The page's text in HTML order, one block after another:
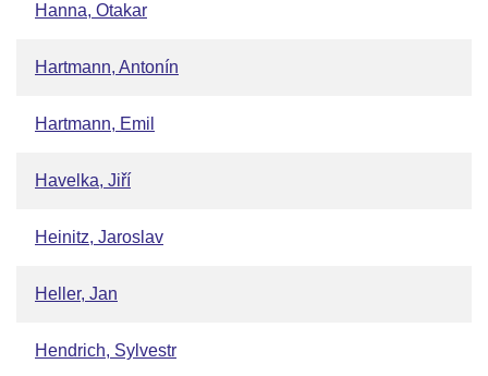
Hanna, Otakar
Hartmann, Antonín
Hartmann, Emil
Havelka, Jiří
Heinitz, Jaroslav
Heller, Jan
Hendrich, Sylvestr